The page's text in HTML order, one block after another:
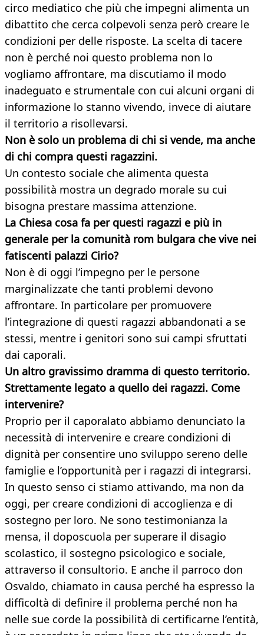
circo mediatico che più che impegni alimenta un
dibattito che cerca colpevoli senza però creare le
condizioni per delle risposte. La scelta di tacere
non è perché noi questo problema non lo
vogliamo affrontare, ma discutiamo il modo
inadeguato e strumentale con cui alcuni organi di
informazione lo stanno vivendo, invece di aiutare
il territorio a risollevarsi.
Non è solo un problema di chi si vende, ma anche
di chi compra questi ragazzini.
Un contesto sociale che alimenta questa
possibilità mostra un degrado morale su cui
bisogna prestare massima attenzione.
La Chiesa cosa fa per questi ragazzi e più in
generale per la comunità rom bulgara che vive nei
fatiscenti palazzi Cirio?
Non è di oggi l’impegno per le persone
marginalizzate che tanti problemi devono
affrontare. In particolare per promuovere
l’integrazione di questi ragazzi abbandonati a se
stessi, mentre i genitori sono sui campi sfruttati
dai caporali.
Un altro gravissimo dramma di questo territorio.
Strettamente legato a quello dei ragazzi. Come
intervenire?
Proprio per il caporalato abbiamo denunciato la
necessità di intervenire e creare condizioni di
dignità per consentire uno sviluppo sereno delle
famiglie e l’opportunità per i ragazzi di integrarsi.
In questo senso ci stiamo attivando, ma non da
oggi, per creare condizioni di accoglienza e di
sostegno per loro. Ne sono testimonianza la
mensa, il doposcuola per superare il disagio
scolastico, il sostegno psicologico e sociale,
attraverso il consultorio. E anche il parroco don
Osvaldo, chiamato in causa perché ha espresso la
difficoltà di definire il problema perché non ha
nelle sue corde la possibilità di certificarne l’entità,